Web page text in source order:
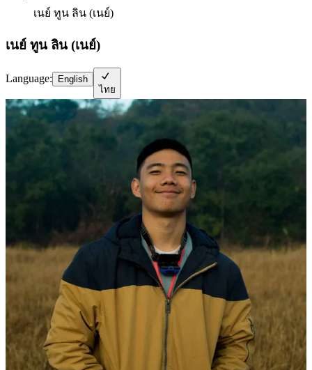
เนย์ ทูน ลิน (เนย์)
เนย์ ทูน ลิน (เนย์)
Language:
English
ไทย